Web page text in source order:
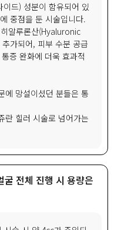
드) 성분이 함유되어 있
중점을 둔 시술입니다.
알루론산(Hyaluronic
가되어, 피부 수분 공급
증 완화에 더욱 효과적
에 망설이셨던 분들은 통
란 힐러 시술로 넘어가는
굴 전체 진행 시 용량은